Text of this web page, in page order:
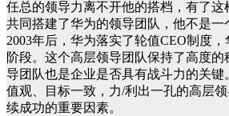
任总的领导力离不开他的搭档，有了
共同搭建了华为的领导团队，他不是一
2003年后，华为落实了轮值CEO制度
阶段。这个高层领导团队保持了高度
导团队也是企业是否具有战斗力的关键
值观、目标一致，力/利出一孔的高层
续成功的重要因素。